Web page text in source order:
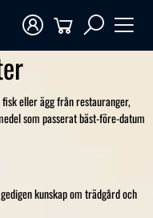
eller ägg från restauranger,
som passerat bäst-före-datum
kunskap om trädgård och